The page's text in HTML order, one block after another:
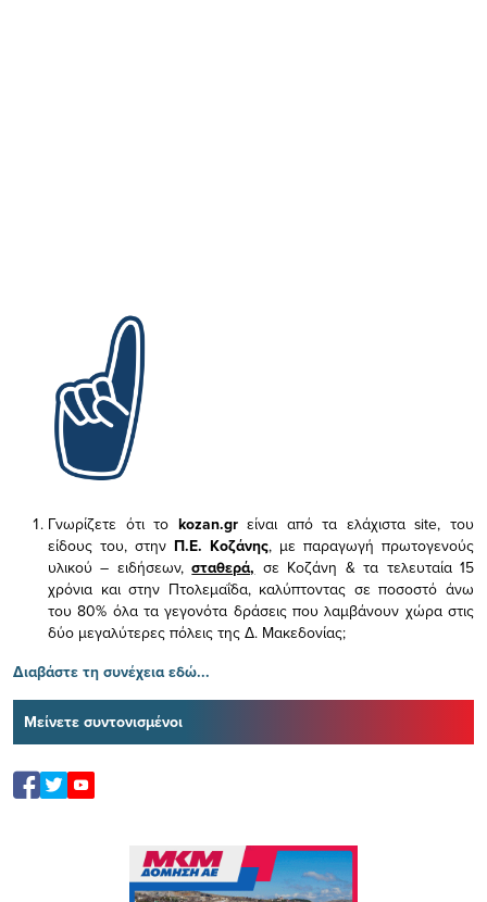
Γνωρίζετε ότι το kozan.gr είναι από τα ελάχισταsite, του
είδους του, στην Π.Ε. Κοζάνης, με παραγωγή πρωτογενούς
υλικού – ειδήσεων,σταθερά, σε Κοζάνη & τα τελευταία 15
χρόνια και στην Πτολεμαΐδα, καλύπτοντας σε ποσοστό άνω
του 80% όλα τα γεγονότα δράσεις που λαμβάνουν χώρα στις
δύο μεγαλύτερες πόλεις της Δ. Μακεδονίας;
Διαβάστε τη συνέχεια εδώ...
Μείνετε συντονισμένοι